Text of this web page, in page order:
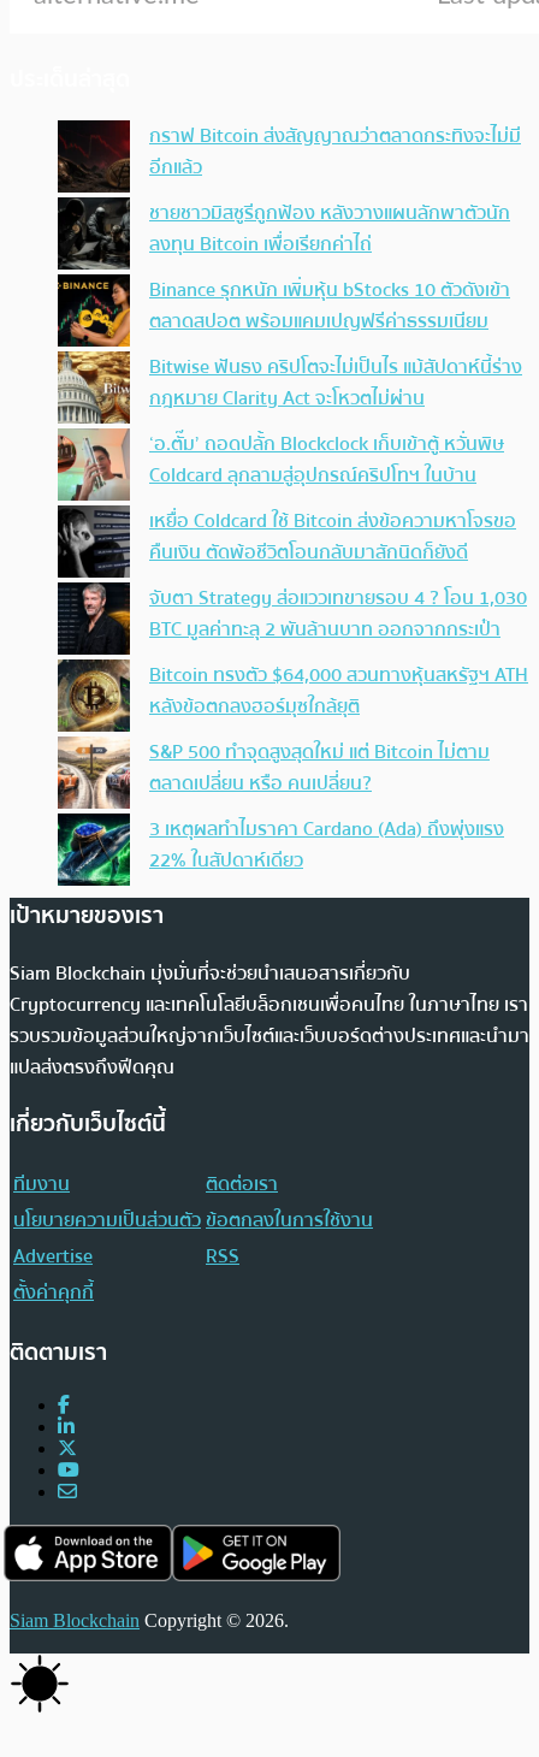
กราฟ Bitcoin ส่งสัญญาณว่าตลาดกระทิงจะไม่มี
อีกแล้ว
ชายชาวมิสซูรีถูกฟ้อง หลังวางแผนลักพาตัวนัก
ลงทุน Bitcoin เพื่อเรียกค่าไถ่
Binance รุกหนัก เพิ่มหุ้น bStocks 10 ตัวดังเข้า
ตลาดสปอต พร้อมแคมเปญฟรีค่าธรรมเนียม
Bitwise ฟันธง คริปโตจะไม่เป็นไร แม้สัปดาห์นี้ร่าง
กฎหมาย Clarity Act จะโหวตไม่ผ่าน
‘อ.ตั๊ม’ ถอดปลั้ก Blockclock เก็บเข้าตู้ หวั่นพิษ
Coldcard ลุกลามสู่อุปกรณ์คริปโทฯ ในบ้าน
เหยื่อ Coldcard ใช้ Bitcoin ส่งข้อความหาโจรขอ
คืนเงิน ตัดพ้อชีวิตโอนกลับมาสักนิดก็ยังดี
จับตา Strategy ส่อแววเทขายรอบ 4 ? โอน 1,030
BTC มูลค่าทะลุ 2 พันล้านบาท ออกจากกระเป๋า
Bitcoin ทรงตัว $64,000 สวนทางหุ้นสหรัฐฯ ATH
หลังข้อตกลงฮอร์มุซใกล้ยุติ
S&P 500 ทำจุดสูงสุดใหม่ แต่ Bitcoin ไม่ตาม
ตลาดเปลี่ยน หรือ คนเปลี่ยน?
3 เหตุผลทำไมราคา Cardano (Ada) ถึงพุ่งแรง
22% ในสัปดาห์เดียว
เป้าหมายของเรา
Siam Blockchain มุ่งมั่นที่จะช่วยนำเสนอสารเกี่ยวกับ
Cryptocurrency และเทคโนโลยีบล็อกเชนเพื่อคนไทย ในภาษาไทย เรา
รวบรวมข้อมูลส่วนใหญ่จากเว็บไซต์และเว็บบอร์ดต่างประเทศและนำมา
แปลส่งตรงถึงฟีดคุณ
เกี่ยวกับเว็บไซต์นี้
ทีมงาน
ติดต่อเรา
นโยบายความเป็นส่วนตัวข้อตกลงในการใช้งาน
Advertise
RSS
ตั้งค่าคุกกี้
ติดตามเรา
Siam Blockchain Copyright © 2026.